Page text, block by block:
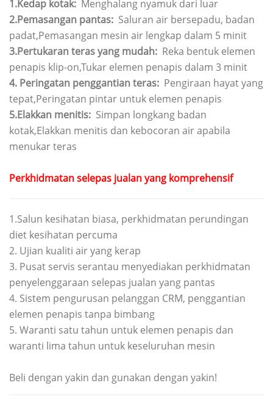
1.Kedap kotak: Menghalang nyamuk dari luar
2.Pemasangan pantas: Saluran air bersepadu, badan
padat,Pemasangan mesin air lengkap dalam 5 minit
3.Pertukaran teras yang mudah: Reka bentuk elemen
penapis klip-on,Tukar elemen penapis dalam 3 minit
4. Peringatan penggantian teras: Pengiraan hayat yang
tepat,Peringatan pintar untuk elemen penapis
5.Elakkan menitis: Simpan longkang badan
kotak,Elakkan menitis dan kebocoran air apabila
menukar teras
Perkhidmatan selepas jualan yang komprehensif
1.Salun kesihatan biasa, perkhidmatan perundingan
diet kesihatan percuma
2. Ujian kualiti air yang kerap
3. Pusat servis serantau menyediakan perkhidmatan
penyelenggaraan selepas jualan yang pantas
4. Sistem pengurusan pelanggan CRM, penggantian
elemen penapis tanpa bimbang
5. Waranti satu tahun untuk elemen penapis dan
waranti lima tahun untuk keseluruhan mesin
Beli dengan yakin dan gunakan dengan yakin!